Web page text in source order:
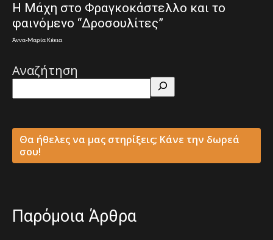
Η Μάχη στο Φραγκοκάστελλο και το
φαινόμενο “Δροσουλίτες”
Άννα-Μαρία Κέκια
Αναζήτηση
Θα ήθελες να μας στηρίξεις; Κάνε την δωρεά
σου!
Παρόμοια Άρθρα